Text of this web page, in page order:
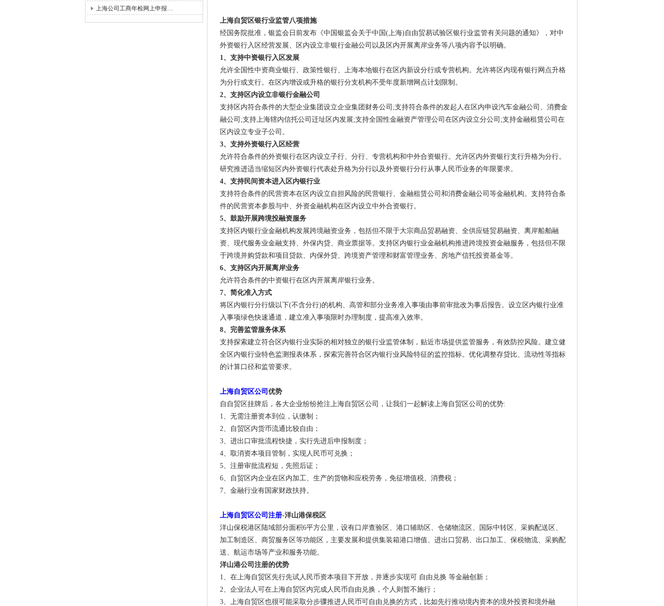
上海公司工商年检网上申报…
上海自贸区银行业监管八项措施
经国务院批准，银监会日前发布《中国银监会关于中国(上海)自由贸易试验区银行业监管有关问题的通知》，对中
外资银行入区经营发展、区内设立非银行金融公司以及区内开展离岸业务等八项内容予以明确。
1、支持中资银行入区发展
允许全国性中资商业银行、政策性银行、上海本地银行在区内新设分行或专营机构。允许将区内现有银行网点升格
为分行或支行。在区内增设或升格的银行分支机构不受年度新增网点计划限制。
2、支持区内设立非银行金融公司
支持区内符合条件的大型企业集团设立企业集团财务公司;支持符合条件的发起人在区内申设汽车金融公司、消费金
融公司;支持上海辖内信托公司迁址区内发展;支持全国性金融资产管理公司在区内设立分公司;支持金融租赁公司在
区内设立专业子公司。
3、支持外资银行入区经营
允许符合条件的外资银行在区内设立子行、分行、专营机构和中外合资银行。允许区内外资银行支行升格为分行。
研究推进适当缩短区内外资银行代表处升格为分行以及外资银行分行从事人民币业务的年限要求。
4、支持民间资本进入区内银行业
支持符合条件的民营资本在区内设立自担风险的民营银行、金融租赁公司和消费金融公司等金融机构。支持符合条
件的民营资本参股与中、外资金融机构在区内设立中外合资银行。
5、鼓励开展跨境投融资服务
支持区内银行业金融机构发展跨境融资业务，包括但不限于大宗商品贸易融资、全供应链贸易融资、离岸船舶融
资、现代服务业金融支持、外保内贷、商业票据等。支持区内银行业金融机构推进跨境投资金融服务，包括但不限
于跨境并购贷款和项目贷款、内保外贷、跨境资产管理和财富管理业务、房地产信托投资基金等。
6、支持区内开展离岸业务
允许符合条件的中资银行在区内开展离岸银行业务。
7、简化准入方式
将区内银行分行级以下(不含分行)的机构、高管和部分业务准入事项由事前审批改为事后报告。设立区内银行业准
入事项绿色快速通道，建立准入事项限时办理制度，提高准入效率。
8、完善监管服务体系
支持探索建立符合区内银行业实际的相对独立的银行业监管体制，贴近市场提供监管服务，有效防控风险。建立健
全区内银行业特色监测报表体系，探索完善符合区内银行业风险特征的监控指标。优化调整存贷比、流动性等指标
的计算口径和监管要求。
上海自贸区公司 优势
自自贸区挂牌后，各大企业纷纷抢注上海自贸区公司，让我们一起解读上海自贸区公司的优势:
1、无需注册资本到位，认缴制；
2、自贸区内货币流通比较自由；
3、进出口审批流程快捷，实行先进后申报制度；
4、取消资本项目管制，实现人民币可兑换；
5、注册审批流程短，先照后证；
6、自贸区内企业在区内加工、生产的货物和应税劳务，免征增值税、消费税；
7、金融行业有国家财政扶持。
上海自贸区公司注册-洋山港保税区
洋山保税港区陆域部分面积6平方公里，设有口岸查验区、港口辅助区、仓储物流区、国际中转区、采购配送区、
加工制造区、商贸服务区等功能区，主要发展和提供集装箱港口增值、进出口贸易、出口加工、保税物流、采购配
送、航运市场等产业和服务功能。
洋山港公司注册的优势
1、在上海自贸区先行先试人民币资本项目下开放，并逐步实现可 自由兑换 等金融创新；
2、企业法人可在上海自贸区内完成人民币自由兑换，个人则暂不施行；
3、上海自贸区也很可能采取分步骤推进人民币可自由兑换的方式，比如先行推动境内资本的境外投资和境外融